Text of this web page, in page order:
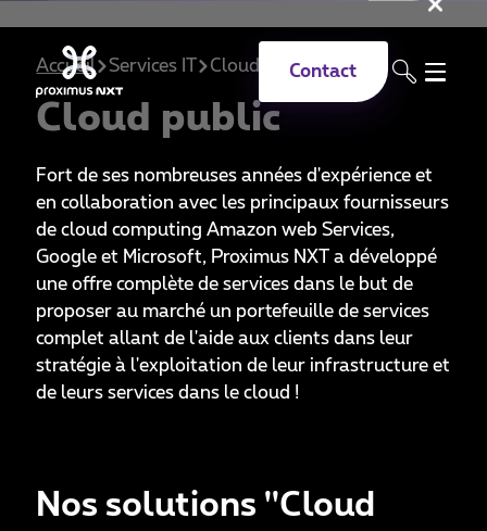
Contact
Accueil Services IT Cloud Public
Cloud public
Fort de ses nombreuses années d'expérience et
en collaboration avec les principaux fournisseurs
de cloud computing Amazon web Services,
Google et Microsoft, Proximus NXT a développé
une offre complète de services dans le but de
proposer au marché un portefeuille de services
complet allant de l'aide aux clients dans leur
stratégie à l'exploitation de leur infrastructure et
de leurs services dans le cloud !
Nos solutions ''Cloud